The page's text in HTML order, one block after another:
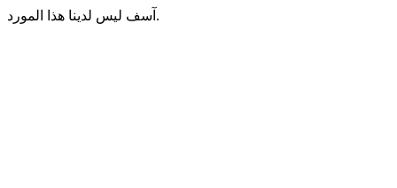
آسف ليس لدينا هذا المورد.